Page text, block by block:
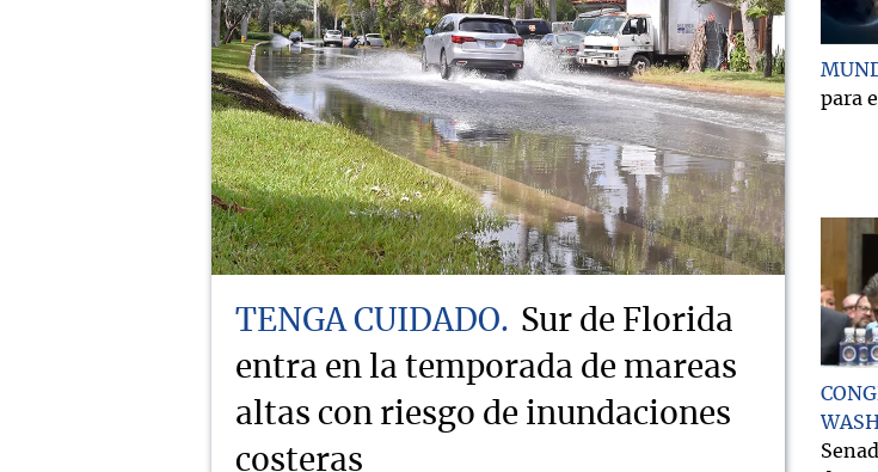
TENGA CUIDADO
Sur de Florida
entra en la temporada de mareas
altas con riesgo de inundaciones
costeras
para